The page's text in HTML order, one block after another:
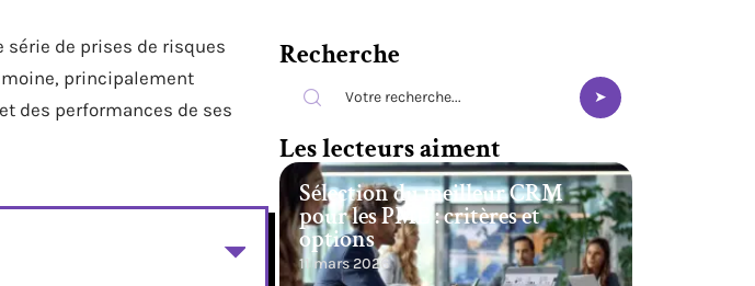
série de prises de risques
principalement
des performances de ses
Recherche
Les lecteurs aiment
Sélection du meilleur CRM
pour les PME : critères et
options
11 mars 2026